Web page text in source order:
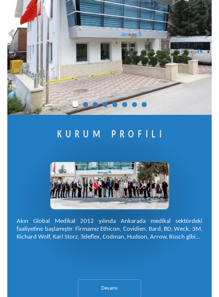
KURUM PROFİLİ
Akın Global Medikal 2012 yılında Ankarada medikal sektördeki
faaliyetine başlamıştır. Firmamız Ethicon, Covidien, Bard, BD, Weck, 3M,
Richard Wolf, Karl Storz, Teleflex, Codman, Hudson, Arrow, Rüsch gibi...
Devamı